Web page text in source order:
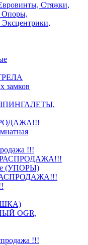
Стяжки,
Опоры,
!!!
РАСПРОДАЖА!!!
(УПОРЫ)
OGR,
!!!